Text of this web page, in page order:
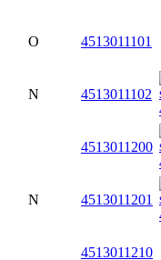
O 4513011101
N 4513011102
4513011200
N 4513011201
4513011210